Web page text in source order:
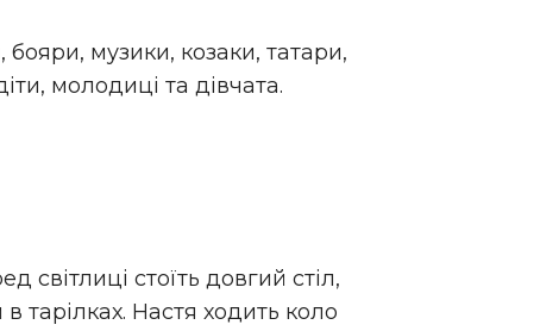
музики, козаки, татари,
молодиці та дівчата.
світлиці стоїть довгий стіл,
тарілках. Настя ходить коло